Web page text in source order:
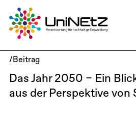
/Beitrag
Das Jahr 2050 – Ein
aus der Perspektive von